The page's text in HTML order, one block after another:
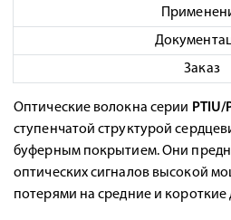
Заказ
Оптические волокна серии PTIU/
ступенчатой структурой
буферным покрытием. Они
оптических сигналов высокой
потерями на средние и короткие